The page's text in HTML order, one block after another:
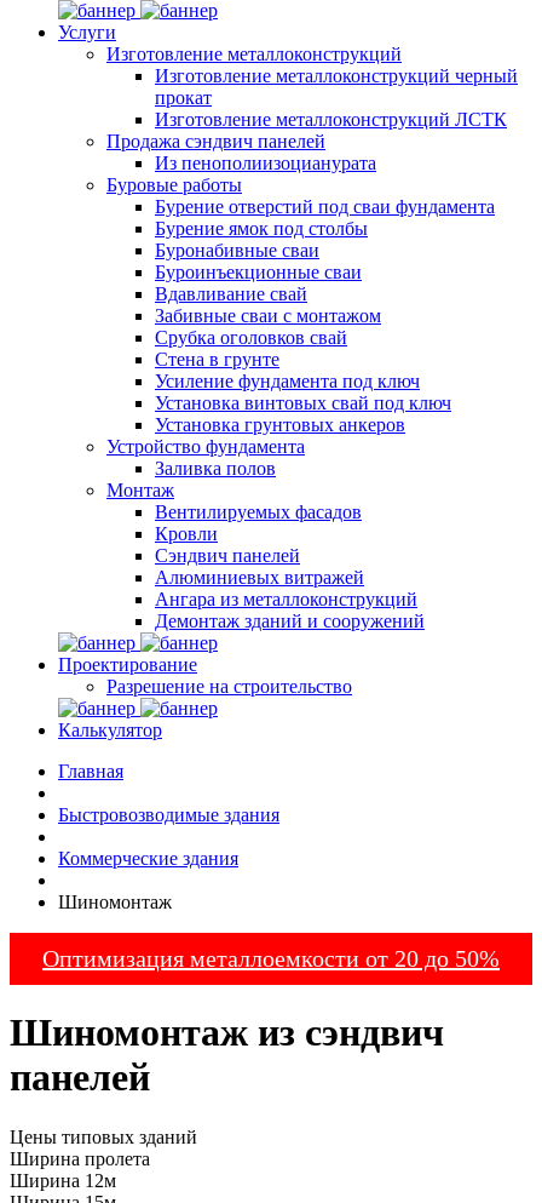
Услуги
Изготовление металлоконструкций
Изготовление металлоконструкций черный
прокат
Изготовление металлоконструкций ЛСТК
Продажа сэндвич панелей
Из пенополиизоцианурата
Буровые работы
Бурение отверстий под сваи фундамента
Бурение ямок под столбы
Буронабивные сваи
Буроинъекционные сваи
Вдавливание свай
Забивные сваи с монтажом
Срубка оголовков свай
Стена в грунте
Усиление фундамента под ключ
Установка винтовых свай под ключ
Установка грунтовых анкеров
Устройство фундамента
Заливка полов
Монтаж
Вентилируемых фасадов
Кровли
Сэндвич панелей
Алюминиевых витражей
Ангара из металлоконструкций
Демонтаж зданий и сооружений
Проектирование
Разрешение на строительство
Калькулятор
Главная
Быстровозводимые здания
Коммерческие здания
Шиномонтаж
Оптимизация металлоемкости от 20 до 50%
Шиномонтаж из сэндвич
панелей
Цены типовых зданий
Ширина пролета
Ширина 12м